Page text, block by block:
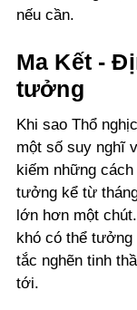
nếu cần.
Ma Kết -
tưởng
Khi sao Thổ
một số suy nghĩ
kiếm những
tưởng kể từ
lớn hơn một
khó có thể
tắc nghẽn tinh
tới.